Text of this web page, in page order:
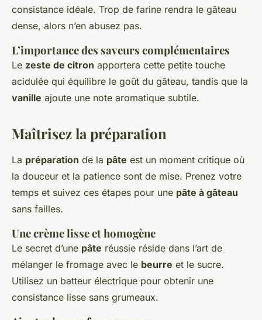
consistance idéale. Trop de farine rendra le gâteau
dense, alors n’en abusez pas.
L’importance des saveurs complémentaires
Le zeste de citron apportera cette petite touche
acidulée qui équilibre le goût du gâteau, tandis que la
vanille ajoute une note aromatique subtile.
Maîtrisez la préparation
La préparation de la pâte est un moment critique où
la douceur et la patience sont de mise. Prenez votre
temps et suivez ces étapes pour une pâte à gâteau
sans failles.
Une crème lisse et homogène
Le secret d’une pâte réussie réside dans l’art de
mélanger le fromage avec le beurre et le sucre.
Utilisez un batteur électrique pour obtenir une
consistance lisse sans grumeaux.